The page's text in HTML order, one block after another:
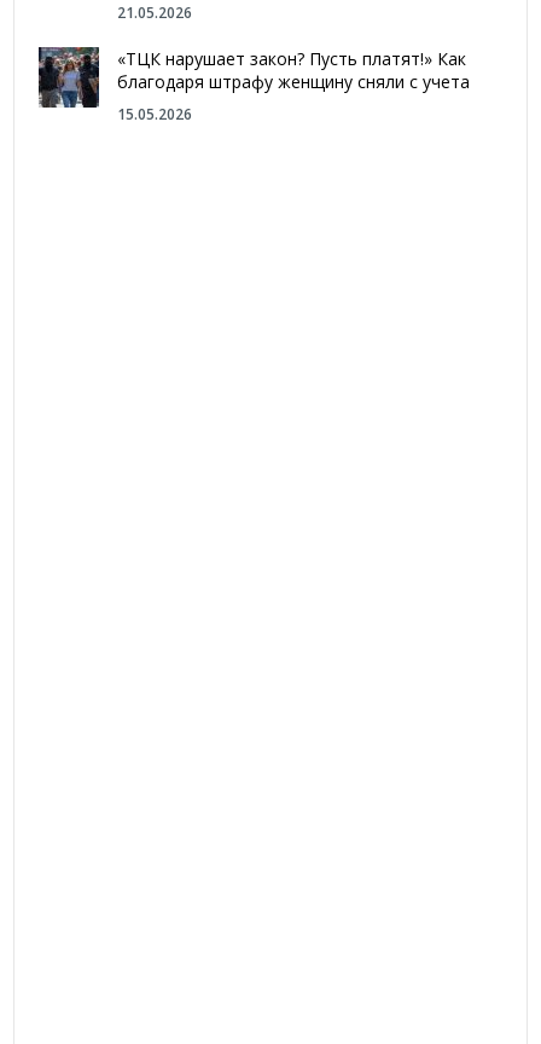
21.05.2026
«ТЦК нарушает закон? Пусть платят!» Как
благодаря штрафу женщину сняли с учета
15.05.2026